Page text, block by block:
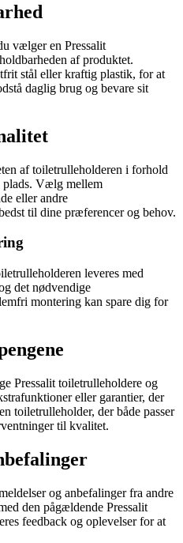
vælger en Pressalit
af produktet.
stål eller kraftig plastik, for at
daglig brug og bevare sit
af toiletrulleholderen i forhold
plads. Vælg mellem
eller andre
til dine præferencer og behov.
leveres med
det nødvendige
montering kan spare dig for
Pressalit toiletrulleholdere og
eller garantier, der
toiletrulleholder, der både passer
til kvalitet.
og anbefalinger fra andre
den pågældende Pressalit
feedback og oplevelser for at